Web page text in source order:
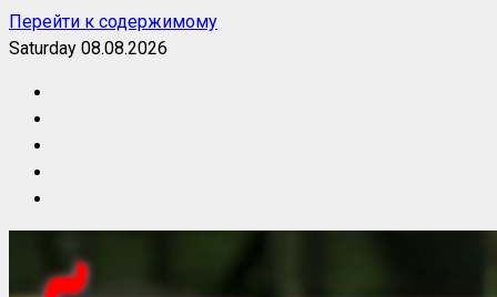
Перейти к содержимому
Saturday 08.08.2026